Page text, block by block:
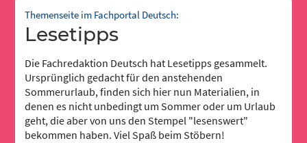
Themenseite im Fachportal Deutsch:
Lesetipps
Die Fachredaktion Deutsch hat Lesetipps gesammelt.
Ursprünglich gedacht für den anstehenden
Sommerurlaub, finden sich hier nun Materialien, in
denen es nicht unbedingt um Sommer oder um Urlaub
geht, die aber von uns den Stempel "lesenswert"
bekommen haben. Viel Spaß beim Stöbern!